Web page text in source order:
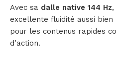
Avec sa dalle native 144 Hz
excellente fluidité aussi bien
pour les contenus rapides
d’action.